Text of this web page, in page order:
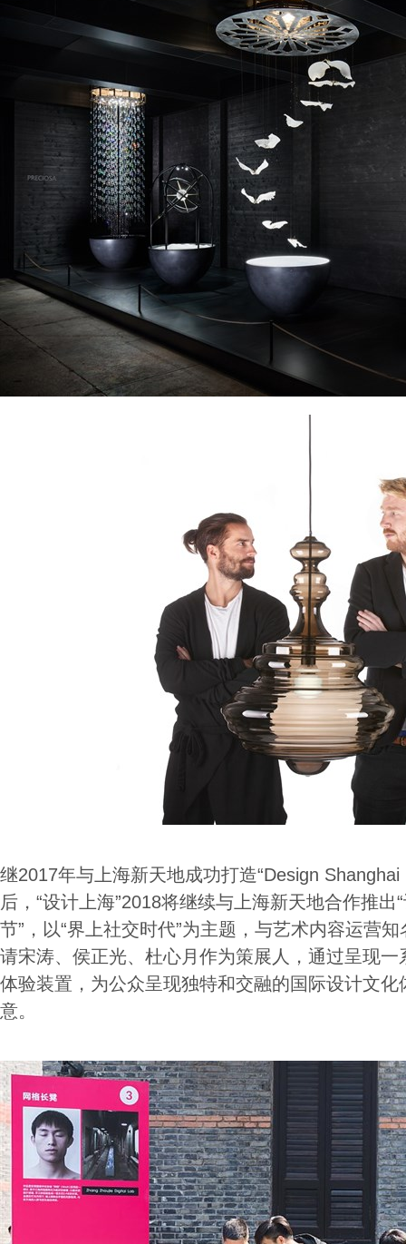
继2017年与上海新天地成功打造“Design
后，“设计上海”2018将继续与上海新天地合作推出
节”，以“界上社交时代”为主题，与艺术内容运营
请宋涛、侯正光、杜心月作为策展人，通过呈现
体验装置，为公众呈现独特和交融的国际设计文
意。